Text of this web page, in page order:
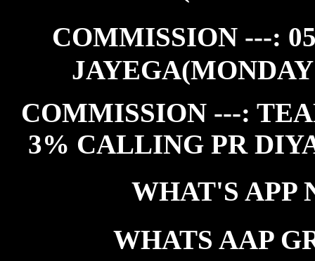
COMMISSION ---:
COMMISSION ---:
3% CALLING PR
WHAT'S APP
WHATS AAP